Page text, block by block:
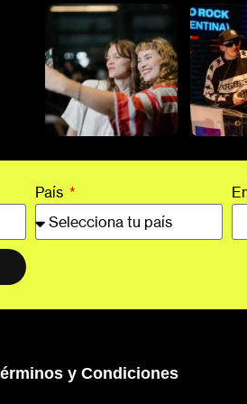
País
y Condiciones